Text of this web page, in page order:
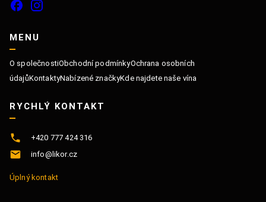
MENU
O společnostiObchodní podmínkyOchrana osobních
údajůKontaktyNabízené značkyKde najdete naše vína
RYCHLÝ KONTAKT
+420 777 424 316
info@likor.cz
Úplný kontakt